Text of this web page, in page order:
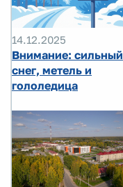
14.12.2025
Внимание: сильный
снег, метель и
гололедица